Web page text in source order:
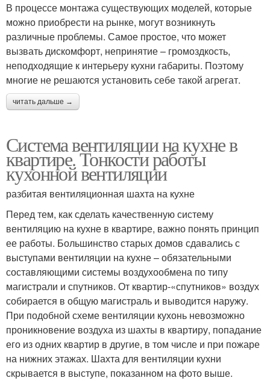
В процессе монтажа существующих моделей, которые
можно приобрести на рынке, могут возникнуть
различные проблемы. Самое простое, что может
вызвать дискомфорт, непринятие – громоздкость,
неподходящие к интерьеру кухни габариты. Поэтому
многие не решаются установить себе такой агрегат.
читать дальше →
Система вентиляции на кухне в
квартире. Тонкости работы
кухонной вентиляции
разбитая вентиляционная шахта на кухне
Перед тем, как сделать качественную систему
вентиляцию на кухне в квартире, важно понять принцип
ее работы. Большинство старых домов сдавались с
выступами вентиляции на кухне – обязательными
составляющими системы воздухообмена по типу
магистрали и спутников. От квартир-«спутников» воздух
собирается в общую магистраль и выводится наружу.
При подобной схеме вентиляции кухонь невозможно
проникновение воздуха из шахты в квартиру, попадание
его из одних квартир в другие, в том числе и при пожаре
на нижних этажах. Шахта для вентиляции кухни
скрывается в выступе, показанном на фото выше.